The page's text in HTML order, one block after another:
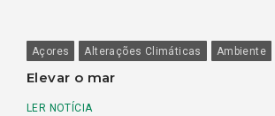
Açores Alterações Climáticas Ambiente
Elevar o mar
LER NOTÍCIA